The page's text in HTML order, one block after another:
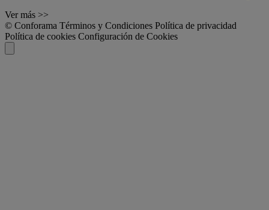
Ver más >>
© Conforama Términos y Condiciones Política de privacidad
Política de cookies Configuración de Cookies